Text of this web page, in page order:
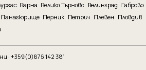
Варна Велико Търново Велинград Габрово
Панагюрище Перник Петрич Плевен Пловдив
·+359(0)876 142 381